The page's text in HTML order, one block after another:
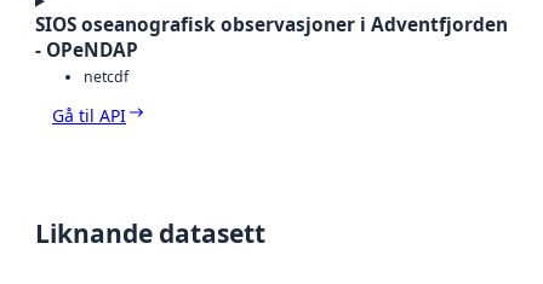
SIOS oseanografisk observasjoner i Adventfjorden
- OPeNDAP
netcdf
Gå til API
Liknande datasett